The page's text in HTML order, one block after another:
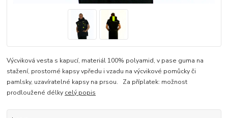
Výcviková vesta s kapucí, materiál 100% polyamid, v pase guma na
stažení, prostorné kapsy vpředu i vzadu na výcvikové pomůcky či
pamlsky, uzavíratelné kapsy na prsou. Za příplatek: možnost
prodloužené délky celý popis